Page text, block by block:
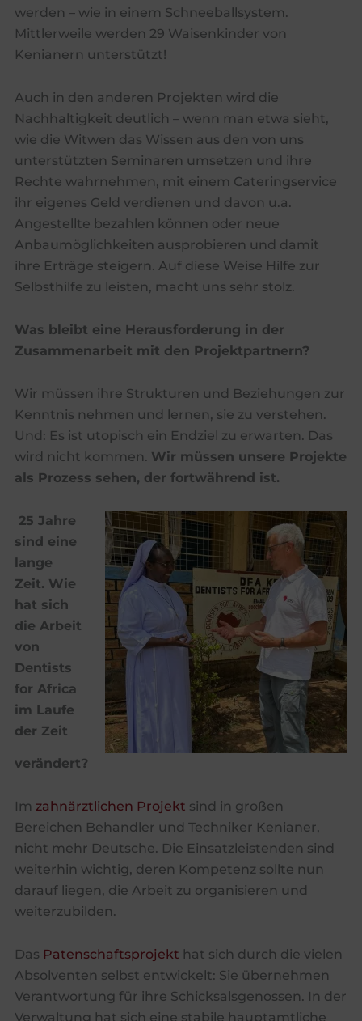
werden – wie in einem Schneeballsystem.
Mittlerweile werden 29 Waisenkinder von
Kenianern unterstützt!
Auch in den anderen Projekten wird die
Nachhaltigkeit deutlich – wenn man etwa sieht,
wie die Witwen das Wissen aus den von uns
unterstützten Seminaren umsetzen und ihre
Rechte wahrnehmen, mit einem Cateringservice
ihr eigenes Geld verdienen und davon u.a.
Angestellte bezahlen können oder neue
Anbaumöglichkeiten ausprobieren und damit
ihre Erträge steigern. Auf diese Weise Hilfe zur
Selbsthilfe zu leisten, macht uns sehr stolz.
Was bleibt eine Herausforderung in der
Zusammenarbeit mit den Projektpartnern?
Wir müssen ihre Strukturen und Beziehungen zur
Kenntnis nehmen und lernen, sie zu verstehen.
Und: Es ist utopisch ein Endziel zu erwarten. Das
wird nicht kommen. Wir müssen unsere Projekte
als Prozess sehen, der fortwährend ist.
25 Jahre
sind eine
lange
Zeit. Wie
hat sich
die Arbeit
von
Dentists
for Africa
im Laufe
der Zeit
verändert?
Im zahnärztlichen Projekt sind in großen
Bereichen Behandler und Techniker Kenianer,
nicht mehr Deutsche. Die Einsatzleistenden sind
weiterhin wichtig, deren Kompetenz sollte nun
darauf liegen, die Arbeit zu organisieren und
weiterzubilden.
Das Patenschaftsprojekt hat sich durch die vielen
Absolventen selbst entwickelt: Sie übernehmen
Verantwortung für ihre Schicksalsgenossen. In der
Verwaltung hat sich eine stabile hauptamtliche